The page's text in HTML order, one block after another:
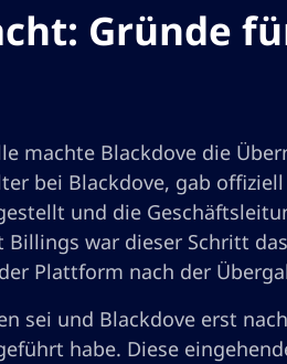
Gründe
machte Blackdove die
bei Blackdove, gab
und die
war dieser Schritt
Plattform nach der
sei und Blackdove erst
habe. Diese